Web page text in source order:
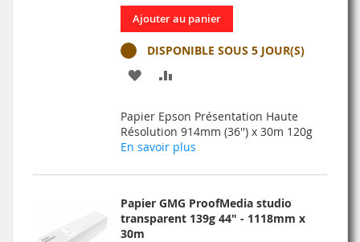
Ajouter au panier
DISPONIBLE SOUS 5 JOUR(S)
AJOUTER
MA
COMPARATEUR
Papier Epson Présentation Haute
Résolution 914mm (36'') x 30m 120g
En savoir plus
Papier GMG ProofMedia studio
transparent 139g 44" - 1118mm x
30m